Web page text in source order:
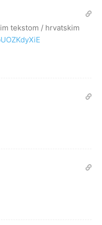
tekstom / hrvatskim